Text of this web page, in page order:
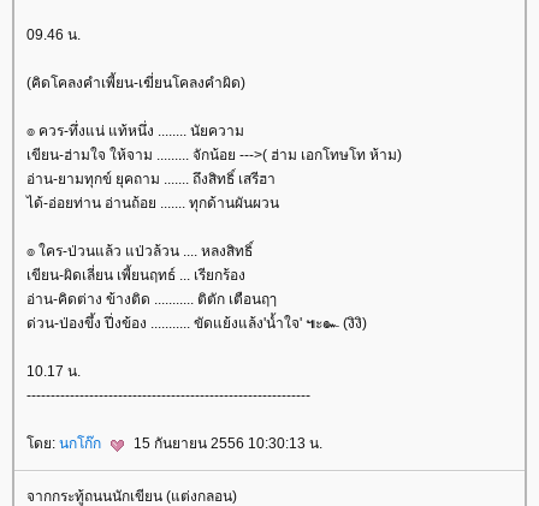
09.46 น.
(คิดโคลงคำเพี้ยน-เฆี่ยนโคลงคำผิด)
๏ ควร-ทึ่งแน่ แท้หนึ่ง ........ นัยความ
เขียน-ฮ่ามใจ ให้จาม ......... จักน้อย --->( ฮ่าม เอกโทษโท ห้าม)
อ่าน-ยามทุกข์ ยุคถาม ....... ถึงสิทธิ์ เสรีฮา
ได้-อ่อยท่าน อ่านถ้อย ....... ทุกด้านผันผวน
๏ ใคร-ป่วนแล้ว แป่วล้วน .... หลงสิทธิ์
เขียน-ผิดเลี่ยน เพี้ยนฤทธ์ ... เรียกร้อง
อ่าน-คิดต่าง ข้างติด ........... ติตัก เตือนฤๅ
ด่วน-ป่องขึ้ง ปึ่งข้อง ........... ขัดแย้งแล้ง'น้ำใจ' ๚ะ๛ (งิงิ)
10.17 น.
-----------------------------------------------------------
ดย: นกโก๊ก 15 กันยายน 2556 10:30:13 น.
จากกระทู้ถนนนักเขียน (แต่งกลอน)